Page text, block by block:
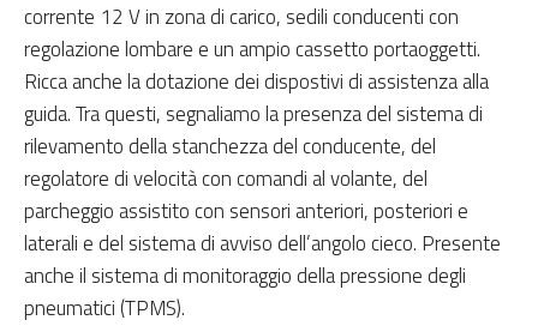
corrente 12 V in zona di carico, sedili conducenti con
regolazione lombare e un ampio cassetto portaoggetti.
Ricca anche la dotazione dei dispostivi di assistenza alla
guida. Tra questi, segnaliamo la presenza del sistema di
rilevamento della stanchezza del conducente, del
regolatore di velocità con comandi al volante, del
parcheggio assistito con sensori anteriori, posteriori e
laterali e del sistema di avviso dell’angolo cieco. Presente
anche il sistema di monitoraggio della pressione degli
pneumatici (TPMS).